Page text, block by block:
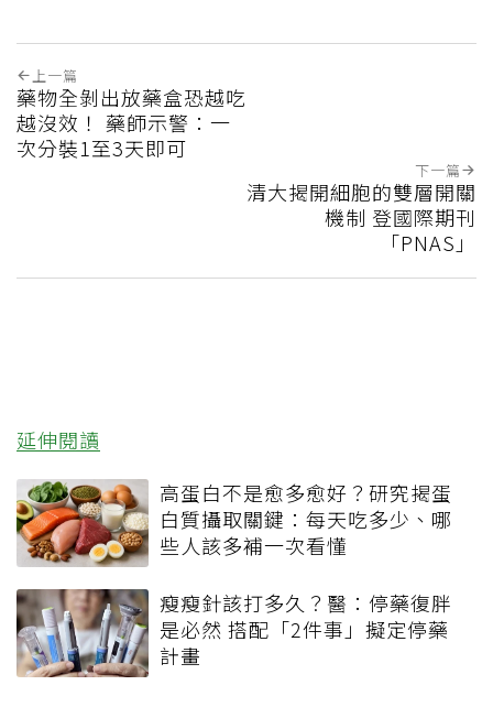
上一篇
藥物全剝出放藥盒恐越吃
越沒效！ 藥師示警：一
次分裝1至3天即可
下一篇
清大揭開細胞的雙層開關
機制 登國際期刊
「PNAS」
延伸閱讀
高蛋白不是愈多愈好？研究揭蛋
白質攝取關鍵：每天吃多少、哪
些人該多補一次看懂
瘦瘦針該打多久？醫：停藥復胖
是必然 搭配「2件事」擬定停藥
計畫